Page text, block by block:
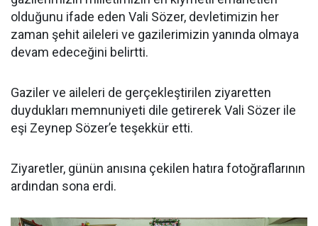
olduğunu ifade eden Vali Sözer, devletimizin her
zaman şehit aileleri ve gazilerimizin yanında olmaya
devam edeceğini belirtti.
Gaziler ve aileleri de gerçekleştirilen ziyaretten
duydukları memnuniyeti dile getirerek Vali Sözer ile
eşi Zeynep Sözer’e teşekkür etti.
Ziyaretler, günün anısına çekilen hatıra fotoğraflarının
ardından sona erdi.